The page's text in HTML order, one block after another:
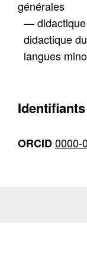
générales
— didactique
didactique
langues
ORCID0000-